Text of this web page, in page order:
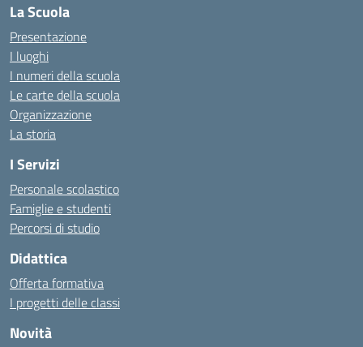
La Scuola
Presentazione
I luoghi
I numeri della scuola
Le carte della scuola
Organizzazione
La storia
I Servizi
Personale scolastico
Famiglie e studenti
Percorsi di studio
Didattica
Offerta formativa
I progetti delle classi
Novità